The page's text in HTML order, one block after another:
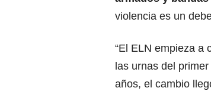
violencia es un
“El ELN empieza a
las urnas del
años, el cambio